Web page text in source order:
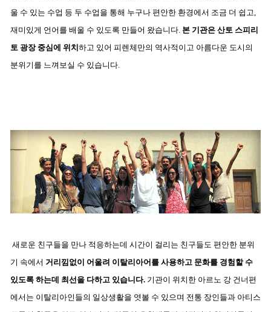
울 수 있는 수업 등 두 수업을 통해 누구나 편안한 환경에서 조금 더 쉽고,
재미있게 언어를 배울 수 있도록 만들어 왔습니다. 본 기관은 산토 스피리
토 광장 중심에 위치 하고 있어 피렌체만의 역사적이고 아름다운 도시의
분위기를 느껴보실 수 있습니다.
새로운 친구들을 만나 적응하는데 시간이 걸리는 친구들도 편안한 분위
기 속에서 거리낌없이 어울려 이탈리아어를 사용하고 문화를 경험할 수
있도록 하는데 최선을 다하고 있습니다. 기관이 위치한 아르노 강 건너편
에서는 이탈리아인들의 일상생활을 엿볼 수 있으며 전통 장인들과 아티스